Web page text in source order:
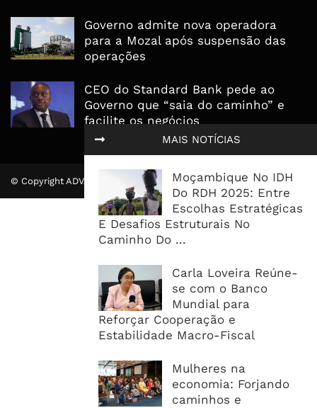
MAIS NOTÍCIAS
Moçambique No IDH
Do RDH 2025: Entre
Escolhas Estratégicas
E Desafios Estruturais No
Caminho Do ...
Carla Loveira Reúne-
se com o Banco
Mundial para
Reforçar Cooperação e
Estabilidade Macro-Fiscal
Mulheres na
economia: Forjando
caminhos e
Governo admite nova operadora
para a Mozal após suspensão das
operações
CEO do Standard Bank pede ao
Governo que “saia do caminho” e
facilite os negócios
© Copyright ADVALUE. Todos Direitos Reservados.